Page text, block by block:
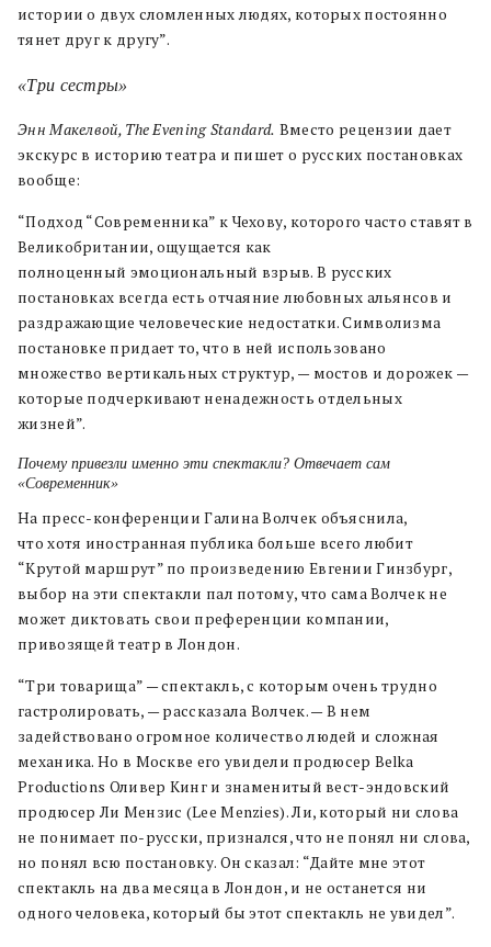
истории о двух сломленных людях, которых постоянно
тянет друг к другу”.
«Три сестры»
Энн Макелвой, The Evening Standard. Вместо рецензии дает
экскурс в историю театра и пишет о русских постановках
вообще:
“Подход “Современника” к Чехову, которого часто ставят в
Великобритании, ощущается как
полноценный эмоциональный взрыв. В русских
постановках всегда есть отчаяние любовных альянсов и
раздражающие человеческие недостатки. Символизма
постановке придает то, что в ней использовано
множество вертикальных структур, — мостов и дорожек —
которые подчеркивают ненадежность отдельных
жизней”.
Почему привезли именно эти спектакли? Отвечает сам
«Современник»
На пресс-конференции Галина Волчек объяснила,
что хотя иностранная публика больше всего любит
“Крутой маршрут” по произведению Евгении Гинзбург,
выбор на эти спектакли пал потому, что сама Волчек не
может диктовать свои преференции компании,
привозящей театр в Лондон.
“Три товарища” — спектакль, с которым очень трудно
гастролировать, — рассказала Волчек. — В нем
задействовано огромное количество людей и сложная
механика. Но в Москве его увидели продюсер Belka
Productions Оливер Кинг и знаменитый вест-эндовский
продюсер Ли Мензис (Lee Menzies). Ли, который ни слова
не понимает по-русски, признался, что не понял ни слова,
но понял всю постановку. Он сказал: “Дайте мне этот
спектакль на два месяца в Лондон, и не останется ни
одного человека, который бы этот спектакль не увидел”.